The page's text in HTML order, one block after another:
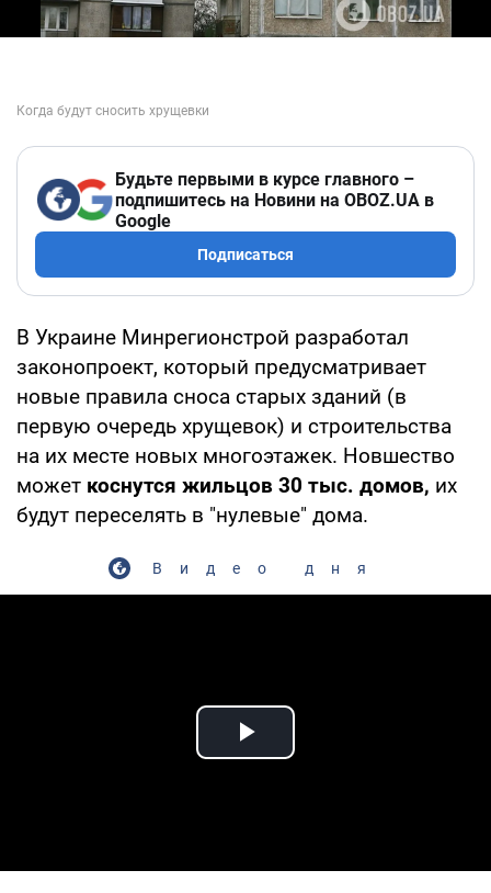
Будьте первыми в курсе главного –
подпишитесь на Новини на OBOZ.UA в
Google
Подписаться
В Украине Минрегионстрой разработал
законопроект, который предусматривает
новые правила сноса старых зданий (в
первую очередь хрущевок) и строительства
на их месте новых многоэтажек. Новшество
может коснутся жильцов 30 тыс. домов, их
будут переселять в "нулевые" дома.
Видео дня
Play Video